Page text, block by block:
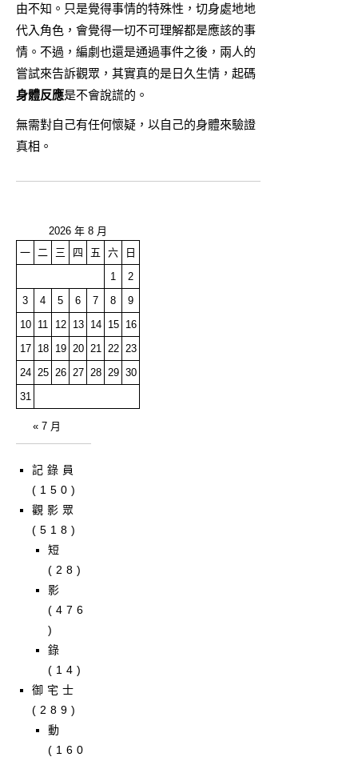
由不知。只是覺得事情的特殊性，切身處地地
代入角色，會覺得一切不可理解都是應該的事
情。不過，編劇也還是通過事件之後，兩人的
嘗試來告訴觀眾，其實真的是日久生情，起碼
身體反應是不會說謊的。
無需對自己有任何懷疑，以自己的身體來驗證
真相。
2026 年 8 月
一
二 三 四 五 六
日
1
2
3
4 5 6 7 8
9
10
11 12 13 14 15
16
17
18 19 20 21 22
23
24
25 26 27 28 29 30
31
« 7 月
記錄員
(150)
觀影眾
(518)
短
(28)
影
(476
)
錄
(14)
御宅士
(289)
動
(160